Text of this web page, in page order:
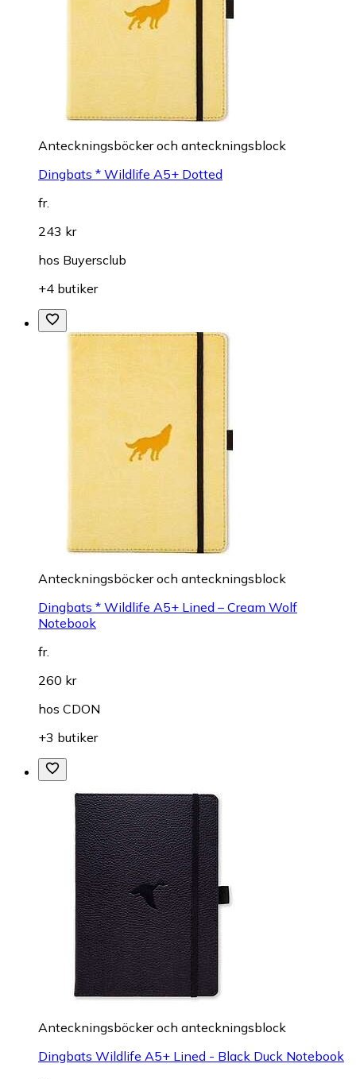
Anteckningsböcker och anteckningsblock
Dingbats * Wildlife A5+ Dotted
fr.
243 kr
hos Buyersclub
+4 butiker
Anteckningsböcker och anteckningsblock
Dingbats * Wildlife A5+ Lined – Cream Wolf
Notebook
fr.
260 kr
hos CDON
+3 butiker
Anteckningsböcker och anteckningsblock
Dingbats Wildlife A5+ Lined - Black Duck Notebook